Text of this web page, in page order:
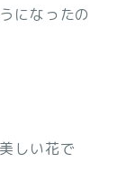
になったの
しい花で